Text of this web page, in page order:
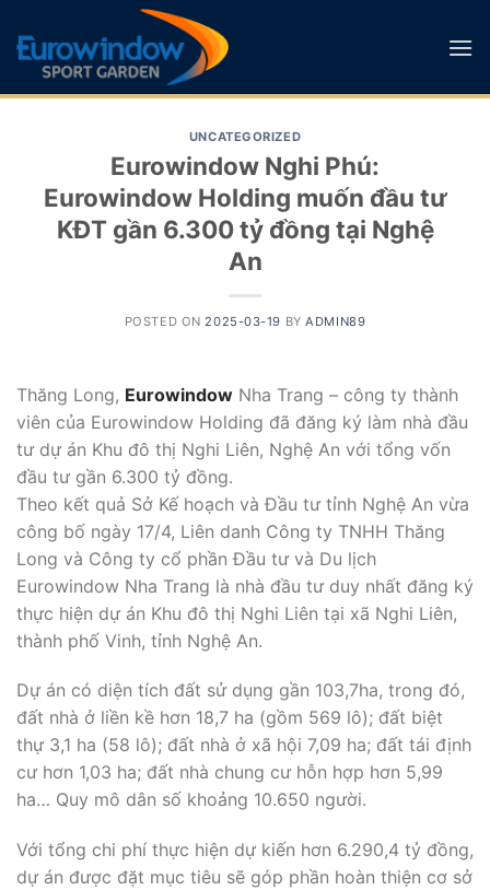
content
UNCATEGORIZED
Eurowindow Nghi Phú:
Eurowindow Holding muốn đầu tư
KĐT gần 6.300 tỷ đồng tại Nghệ
An
POSTED ON 2025-03-19 BYADMIN89
Thăng Long, Eurowindow Nha Trang – công ty thành
viên của Eurowindow Holding đã đăng ký làm nhà đầu
tư dự án Khu đô thị Nghi Liên, Nghệ An với tổng vốn
đầu tư gần 6.300 tỷ đồng.
Theo kết quả Sở Kế hoạch và Đầu tư tỉnh Nghệ An vừa
công bố ngày 17/4, Liên danh Công ty TNHH Thăng
Long và Công ty cổ phần Đầu tư và Du lịch
Eurowindow Nha Trang là nhà đầu tư duy nhất đăng ký
thực hiện dự án Khu đô thị Nghi Liên tại xã Nghi Liên,
thành phố Vinh, tỉnh Nghệ An.
Dự án có diện tích đất sử dụng gần 103,7ha, trong đó,
đất nhà ở liền kề hơn 18,7 ha (gồm 569 lô); đất biệt
thự 3,1 ha (58 lô); đất nhà ở xã hội 7,09 ha; đất tái định
cư hơn 1,03 ha; đất nhà chung cư hỗn hợp hơn 5,99
ha… Quy mô dân số khoảng 10.650 người.
Với tổng chi phí thực hiện dự kiến hơn 6.290,4 tỷ đồng,
dự án được đặt mục tiêu sẽ góp phần hoàn thiện cơ sở